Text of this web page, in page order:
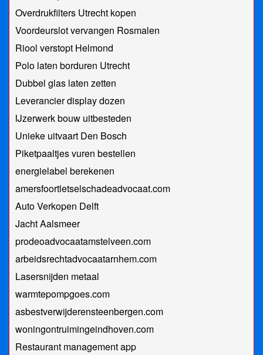
Overdrukfilters Utrecht kopen
Voordeurslot vervangen Rosmalen
Riool verstopt Helmond
Polo laten borduren Utrecht
Dubbel glas laten zetten
Leverancier display dozen
IJzerwerk bouw uitbesteden
Unieke uitvaart Den Bosch
Piketpaaltjes vuren bestellen
energielabel berekenen
amersfoortletselschadeadvocaat.com
Auto Verkopen Delft
Jacht Aalsmeer
prodeoadvocaatamstelveen.com
arbeidsrechtadvocaatarnhem.com
Lasersnijden metaal
warmtepompgoes.com
asbestverwijderensteenbergen.com
woningontruimingeindhoven.com
Restaurant management app